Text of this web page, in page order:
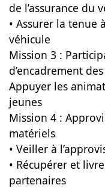
de l’assurance du
• Assurer la
véhicule
Mission 3 :
d’encadrement
Appuyer les
jeunes
Mission 4 :
matériels
• Veiller à
• Récupérer et
partenaires